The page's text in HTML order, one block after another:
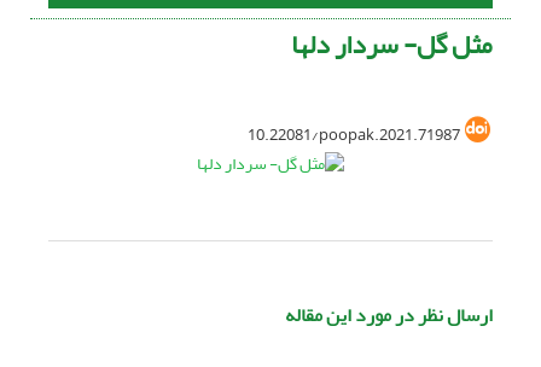
مثل گل- سردار دلها
10.22081/poopak.2021.71987
ارسال نظر در مورد این مقاله